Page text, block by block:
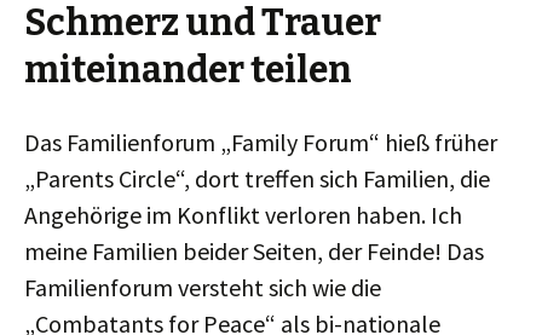
Schmerz und Trauer
miteinander teilen
Das Familienforum „Family Forum“ hieß früher
„Parents Circle“, dort treffen sich Familien, die
Angehörige im Konflikt verloren haben. Ich
meine Familien beider Seiten, der Feinde! Das
Familienforum versteht sich wie die
„Combatants for Peace“ als bi-nationale